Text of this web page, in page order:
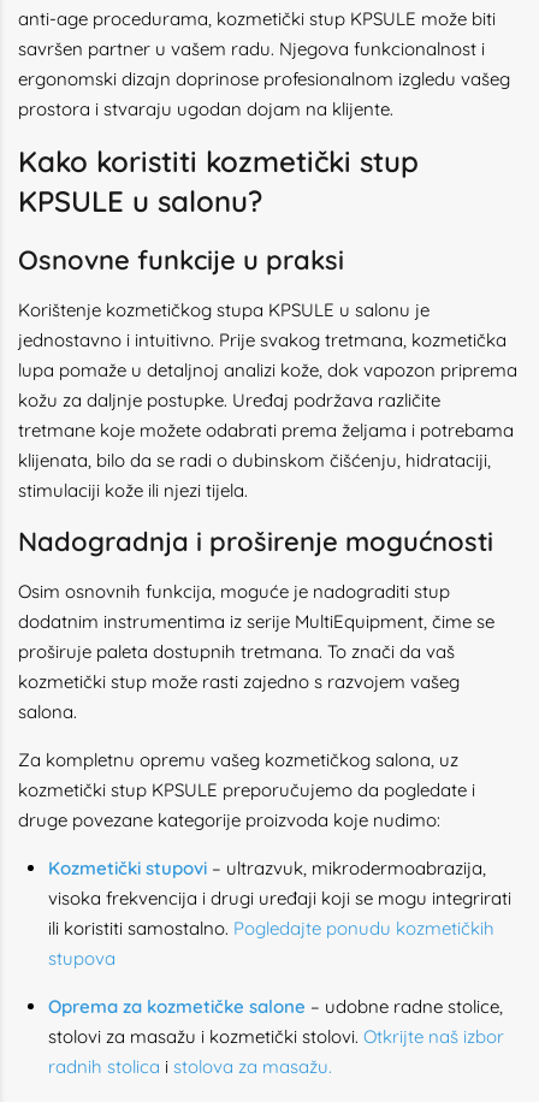
anti-age procedurama, kozmetički stup KPSULE može biti
savršen partner u vašem radu. Njegova funkcionalnost i
ergonomski dizajn doprinose profesionalnom izgledu vašeg
prostora i stvaraju ugodan dojam na klijente.
Kako koristiti kozmetički stup
KPSULE u salonu?
Osnovne funkcije u praksi
Korištenje kozmetičkog stupa KPSULE u salonu je
jednostavno i intuitivno. Prije svakog tretmana, kozmetička
lupa pomaže u detaljnoj analizi kože, dok vapozon priprema
kožu za daljnje postupke. Uređaj podržava različite
tretmane koje možete odabrati prema željama i potrebama
klijenata, bilo da se radi o dubinskom čišćenju, hidrataciji,
stimulaciji kože ili njezi tijela.
Nadogradnja i proširenje mogućnosti
Osim osnovnih funkcija, moguće je nadograditi stup
dodatnim instrumentima iz serije MultiEquipment, čime se
proširuje paleta dostupnih tretmana. To znači da vaš
kozmetički stup može rasti zajedno s razvojem vašeg
salona.
Za kompletnu opremu vašeg kozmetičkog salona, uz
kozmetički stup KPSULE preporučujemo da pogledate i
druge povezane kategorije proizvoda koje nudimo:
Kozmetički stupovi – ultrazvuk, mikrodermoabrazija,
visoka frekvencija i drugi uređaji koji se mogu integrirati
ili koristiti samostalno. Pogledajte ponudu kozmetičkih
stupova
Oprema za kozmetičke salone – udobne radne stolice,
stolovi za masažu i kozmetički stolovi. Otkrijte naš izbor
radnih stolica i stolova za masažu.